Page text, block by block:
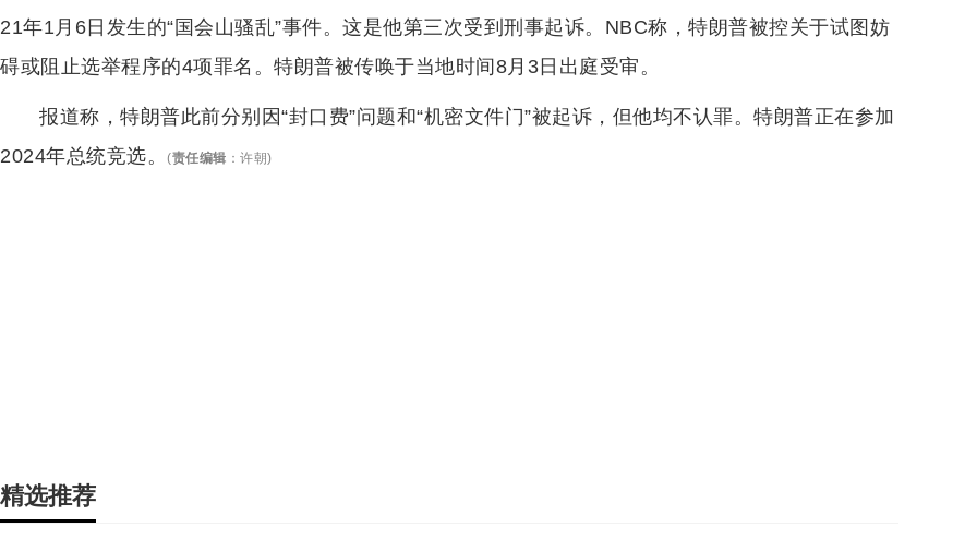
21年1月6日发生的“国会山骚乱”事件。这是他第三次受到刑事起诉。NBC称，特朗普被控关于试图妨
碍或阻止选举程序的4项罪名。特朗普被传唤于当地时间8月3日出庭受审。
报道称，特朗普此前分别因“封口费”问题和“机密文件门”被起诉，但他均不认罪。特朗普正在参加
2024年总统竞选。
(责任编辑 ： 许朝)
精选推荐